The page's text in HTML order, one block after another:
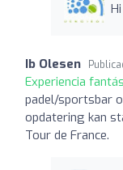
Ib Olesen
Experiencia
padel/sportsbar
opdatering kan
Tour de France.